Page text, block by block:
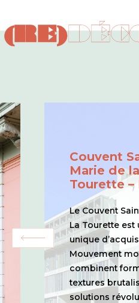
(RE)
Couvent
Marie de la
Tourette –
Le Couvent
La Tourette est
unique
Mouvement
combinent
textures
solutions